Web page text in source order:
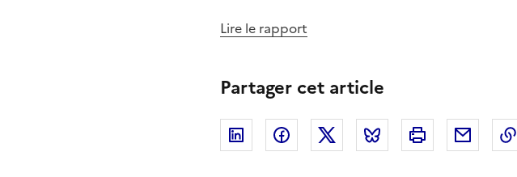
Lire le rapport
Partager cet article
Linkedin FacebookTwitter Bluesky Imprimer